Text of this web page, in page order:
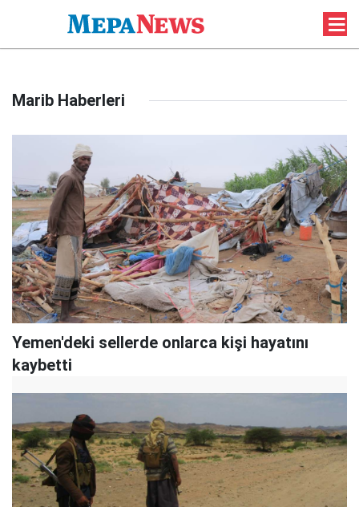
Marib Haberleri
Yemen'deki sellerde onlarca kişi hayatını
kaybetti